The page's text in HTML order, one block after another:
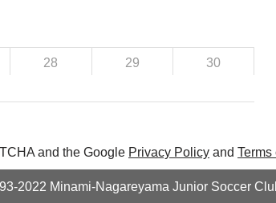
28 29 30
and the Google Privacy Policy and Terms
2022 Minami-Nagareyama Junior Soccer